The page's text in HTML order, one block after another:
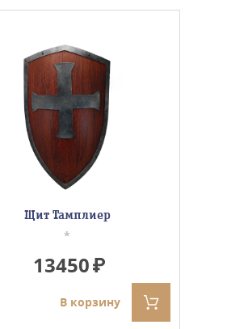
Щит Тамплиер
*
13450
В корзину